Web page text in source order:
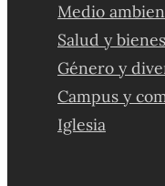
Medio
Salud y
Género y
Campus y
Iglesia